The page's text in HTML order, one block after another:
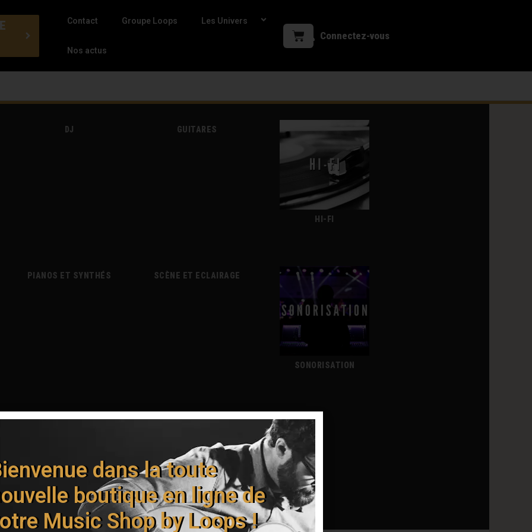
Contact Groupe Loops Les Univers
Nos actus
Connectez-vous
DJ GUITARES
HI-FI
PIANOS ET SYNTHÉS SCÈNE ET ECLAIRAGE
SONORISATION
dans la toute
boutique en ligne de
Music Shop by Loops !